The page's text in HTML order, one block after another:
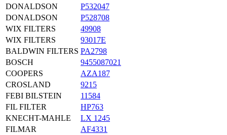
DONALDSON
P532047
DONALDSON
P528708
WIX FILTERS
49908
WIX FILTERS
93017E
BALDWIN FILTERS PA2798
BOSCH
9455087021
COOPERS
AZA187
CROSLAND
9215
FEBI BILSTEIN
11584
FIL FILTER
HP763
KNECHT-MAHLE
LX 1245
FILMAR
AF4331